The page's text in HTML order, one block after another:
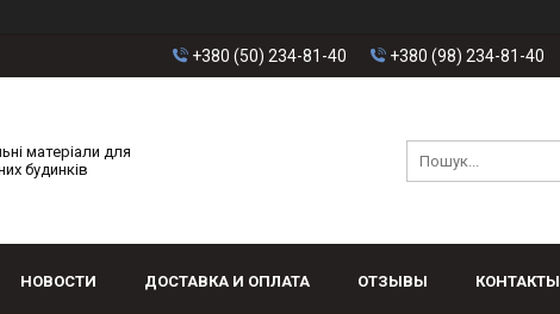
+380 (50) 234-81-40 +380 (98) 234-81-40
матеріали для
будинків
НОВОСТИ ДОСТАВКА И ОПЛАТА ОТЗЫВЫ КОНТАКТЫ